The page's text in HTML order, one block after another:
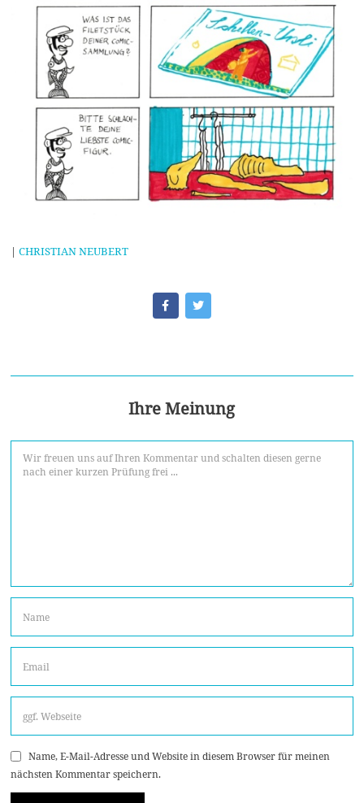
|CHRISTIAN NEUBERT
Ihre Meinung
Name, E-Mail-Adresse und Website in diesem Browser für meinen
nächsten Kommentar speichern.